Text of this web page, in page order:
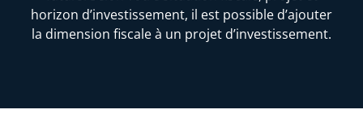
horizon d’investissement, il est possible d’ajouter
la dimension fiscale à un projet d’investissement.